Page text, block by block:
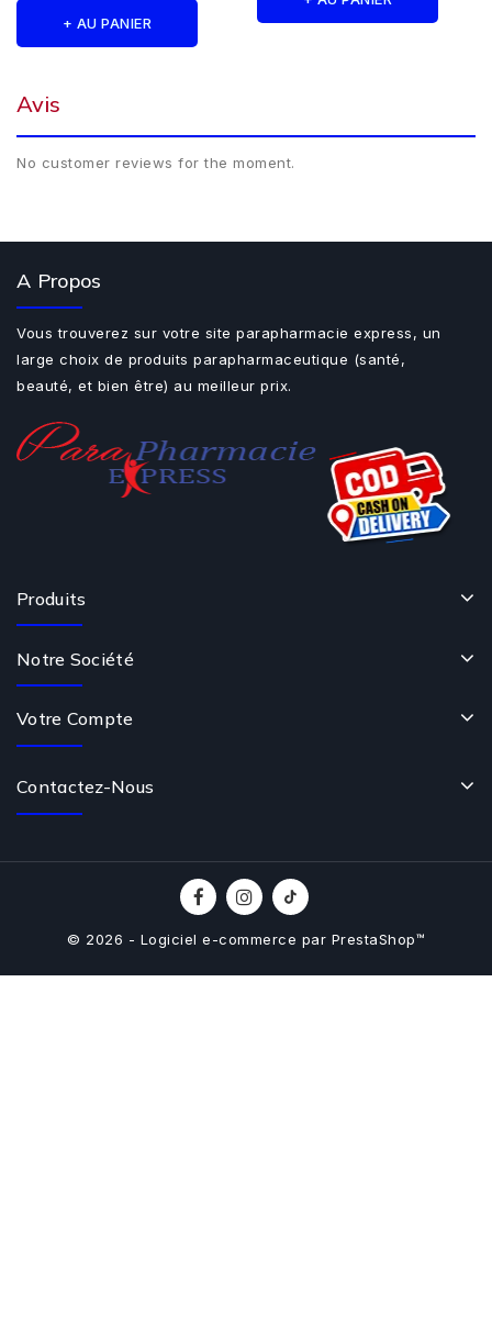
+ AU PANIER
Avis
No customer reviews for the moment.
A Propos
Vous trouverez sur votre site parapharmacie express, un
large choix de produits parapharmaceutique (santé,
beauté, et bien être) au meilleur prix.
Produits
Notre Société
Votre Compte
Contactez-Nous
© 2026 - Logiciel e-commerce par PrestaShop™